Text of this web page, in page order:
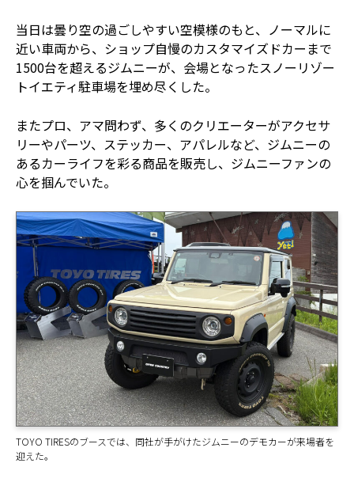
当日は曇り空の過ごしやすい空模様のもと、ノーマルに
近い車両から、ショップ自慢のカスタマイズドカーまで
1500台を超えるジムニーが、会場となったスノーリゾー
トイエティ駐車場を埋め尽くした。
またプロ、アマ問わず、多くのクリエーターがアクセサ
リーやパーツ、ステッカー、アパレルなど、ジムニーの
あるカーライフを彩る商品を販売し、ジムニーファンの
心を掴んでいた。
TOYO TIRESのブースでは、同社が手がけたジムニーのデモカーが来場者を
迎えた。